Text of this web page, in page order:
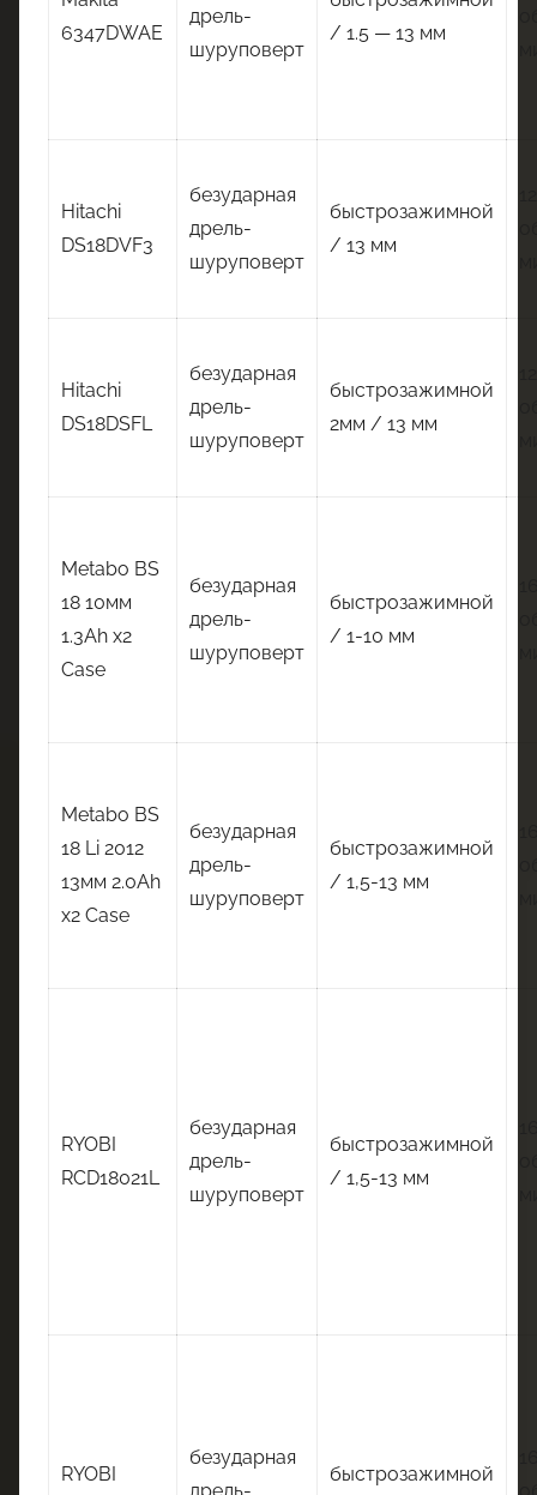
6347DWAE
дрель-
шуруповерт
/ 1.5 — 13 мм
Hitachi
DS18DVF3
безударная
дрель-
шуруповерт
быстрозажимной
/ 13 мм
Hitachi
DS18DSFL
безударная
дрель-
шуруповерт
быстрозажимной
2мм / 13 мм
Metabo BS
18 10мм
1.3Ah x2
Case
безударная
дрель-
шуруповерт
быстрозажимной
/ 1-10 мм
Metabo BS
18 Li 2012
13мм 2.0Ah
x2 Case
безударная
дрель-
шуруповерт
быстрозажимной
/ 1,5-13 мм
RYOBI
RCD18021L
безударная
дрель-
шуруповерт
быстрозажимной
/ 1,5-13 мм
RYOBI
безударная
дрель-
быстрозажимной